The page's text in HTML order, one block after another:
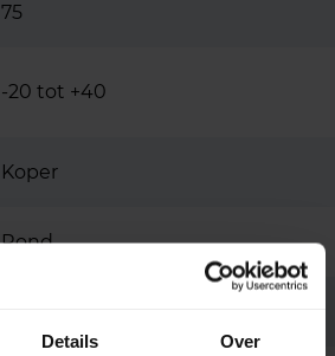
Details Over
75
-20 tot +40
Koper
Rond